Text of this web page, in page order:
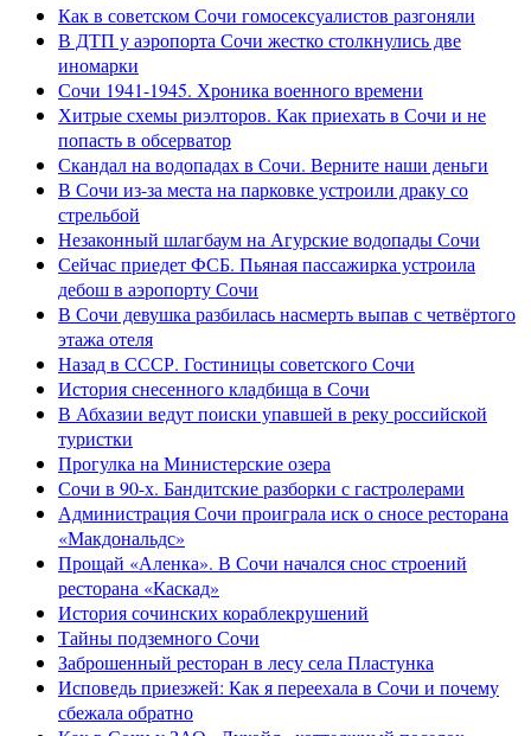
Как в советском Сочи гомосексуалистов разгоняли
В ДТП у аэропорта Сочи жестко столкнулись две
иномарки
Сочи 1941-1945. Хроника военного времени
Хитрые схемы риэлторов. Как приехать в Сочи и не
попасть в обсерватор
Скандал на водопадах в Сочи. Верните наши деньги
В Сочи из-за места на парковке устроили драку со
стрельбой
Незаконный шлагбаум на Агурские водопады Сочи
Сейчас приедет ФСБ. Пьяная пассажирка устроила
дебош в аэропорту Сочи
В Сочи девушка разбилась насмерть выпав с четвёртого
этажа отеля
Назад в СССР. Гостиницы советского Сочи
История снесенного кладбища в Сочи
В Абхазии ведут поиски упавшей в реку российской
туристки
Прогулка на Министерские озера
Сочи в 90-х. Бандитские разборки с гастролерами
Администрация Сочи проиграла иск о сносе ресторана
«Макдональдс»
Прощай «Аленка». В Сочи начался снос строений
ресторана «Каскад»
История сочинских кораблекрушений
Тайны подземного Сочи
Заброшенный ресторан в лесу села Пластунка
Исповедь приезжей: Как я переехала в Сочи и почему
сбежала обратно